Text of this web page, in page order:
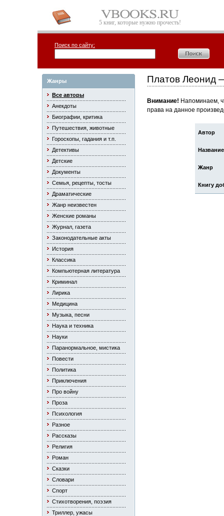
5 книг, которые нужно прочесть!
Поиск по сайту:
Жанры
Все авторы
Анекдоты
Биографии, критика
Путешествия, животные
Гороскопы, гадания и т.п.
Детективы
Детские
Документы
Семья, рецепты, тосты
Драматические
Жанр неизвестен
Женские романы
Журнал, газета
Законодательные акты
История
Классика
Компьютерная литература
Криминал
Лирика
Медицина
Музыка, песни
Наука и техника
Науки
Паранормальное, мистика
Повести
Политика
Приключения
Про войну
Проза
Психология
Разное
Рассказы
Религия
Роман
Сказки
Словари
Спорт
Стихотворения, поэзия
Триллер, ужасы
Платов Леонид
Внимание! Напоминаем,
права на данное
Автор
Название
Жанр
Книгу